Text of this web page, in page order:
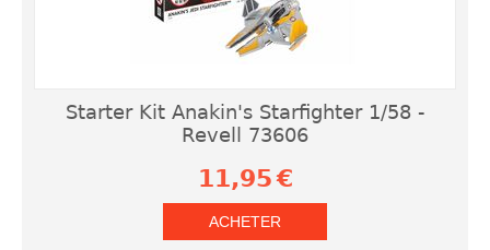
Starter Kit Anakin's Starfighter 1/58 -
Revell 73606
11,95€
ACHETER